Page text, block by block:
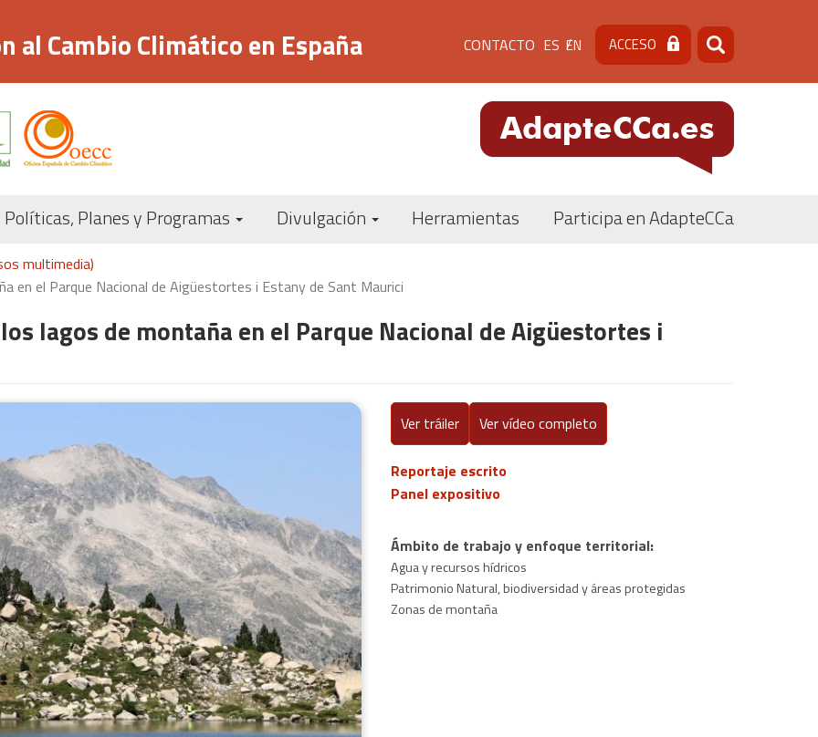
al Cambio Climático en España Menú
de
cabecera
[contacto]
CONTACTO ES EN ACCESO Buscar
Buscar
Navegación
Políticas, Planes y Programas Divulgación Herramientas Participa en AdapteCCa
multimedia)
en el Parque Nacional de Aigüestortes i Estany de Sant Maurici
lagos de montaña en el Parque Nacional de Aigüestortes i
Ver tráiler Ver vídeo completo
Reportaje escrito
Panel expositivo
Ámbito de trabajo y enfoque territorial:
Agua y recursos hídricos
Patrimonio Natural, biodiversidad y áreas protegidas
Zonas de montaña